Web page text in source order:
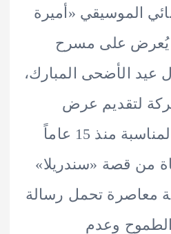
«أميرة
على مسرح
المبارك،
عرض
مسرحي في هذه المناسبة منذ 15 عاماً
«سندريلا»
تحمل رسالة
وعدم